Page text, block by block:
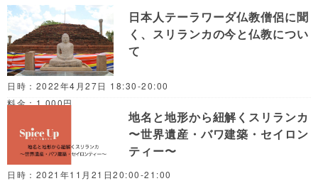
日本人テーラワーダ仏教僧侶に聞
く、スリランカの今と仏教につい
て
日時：2022年4月27日 18:30-20:00
料金：1,000円
地名と地形から紐解くスリランカ
〜世界遺産・バワ建築・セイロン
ティー〜
日時：2021年11月21日20:00-21:00